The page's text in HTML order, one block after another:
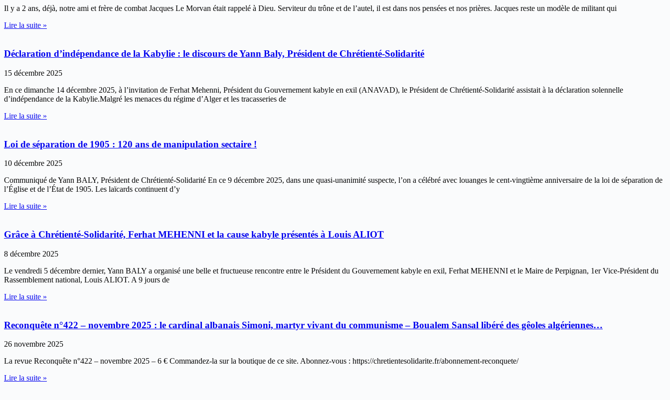
Il y a 2 ans, déjà, notre ami et frère de combat Jacques Le Morvan était rappelé à Dieu. Serviteur du trône et de l’autel, il est dans nos pensées et nos prières. Jacques reste un modèle de militant qui
Lire la suite »
Déclaration d’indépendance de la Kabylie : le discours de Yann Baly, Président de Chrétienté-Solidarité
15 décembre 2025
En ce dimanche 14 décembre 2025, à l’invitation de Ferhat Mehenni, Président du Gouvernement kabyle en exil (ANAVAD), le Président de Chrétienté-Solidarité assistait à la déclaration solennelle
d’indépendance de la Kabylie.Malgré les menaces du régime d’Alger et les tracasseries de
Lire la suite »
Loi de séparation de 1905 : 120 ans de manipulation sectaire !
10 décembre 2025
Communiqué de Yann BALY, Président de Chrétienté-Solidarité En ce 9 décembre 2025, dans une quasi-unanimité suspecte, l’on a célébré avec louanges le cent-vingtième anniversaire de la loi de séparation de
l’Église et de l’État de 1905. Les laïcards continuent d’y
Lire la suite »
Grâce à Chrétienté-Solidarité, Ferhat MEHENNI et la cause kabyle présentés à Louis ALIOT
8 décembre 2025
Le vendredi 5 décembre dernier, Yann BALY a organisé une belle et fructueuse rencontre entre le Président du Gouvernement kabyle en exil, Ferhat MEHENNI et le Maire de Perpignan, 1er Vice-Président du
Rassemblement national, Louis ALIOT. A 9 jours de
Lire la suite »
Reconquête n°422 – novembre 2025 : le cardinal albanais Simoni, martyr vivant du communisme – Boualem Sansal libéré des gêoles algériennes…
26 novembre 2025
La revue Reconquête n°422 – novembre 2025 – 6 € Commandez-la sur la boutique de ce site. Abonnez-vous : https://chretientesolidarite.fr/abonnement-reconquete/
Lire la suite »